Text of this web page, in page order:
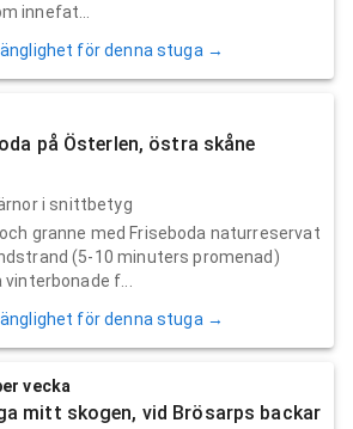
innefat...
för denna stuga →
på Österlen, östra skåne
i snittbetyg
granne med Friseboda naturreservat
(5-10 minuters promenad)
f...
för denna stuga →
vecka
mitt skogen, vid Brösarps backar